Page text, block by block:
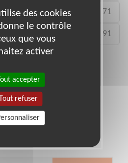
50 54 59 71
91
dans le
dans cette
des cookies
le contrôle
que vous
activer
accepter
refuser